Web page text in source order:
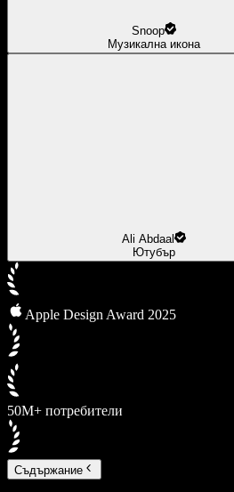
Snoop
Музикална икона
Ali Abdaal
Ютубър
Apple Design Award 2025
50M+ потребители
Съдържание